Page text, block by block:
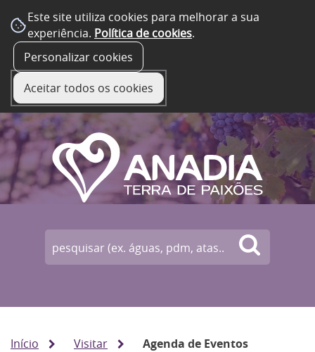
Este site utiliza cookies para melhorar a sua
experiência. Política de cookies.
Personalizar cookies
Aceitar todos os cookies
Início Visitar Agenda de Eventos